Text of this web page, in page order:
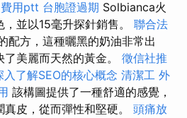
用ptt 台胞證過期 Solbianca火
並以15毫升探針銷售。 聯合法
配方，這種曬黑的奶油非常出
美麗而天然的黃金。 徵信社推
入了解SEO的核心概念 清潔工 外
該構圖提供了一種舒適的感覺，
皮，從而彈性和堅硬。 頭痛放